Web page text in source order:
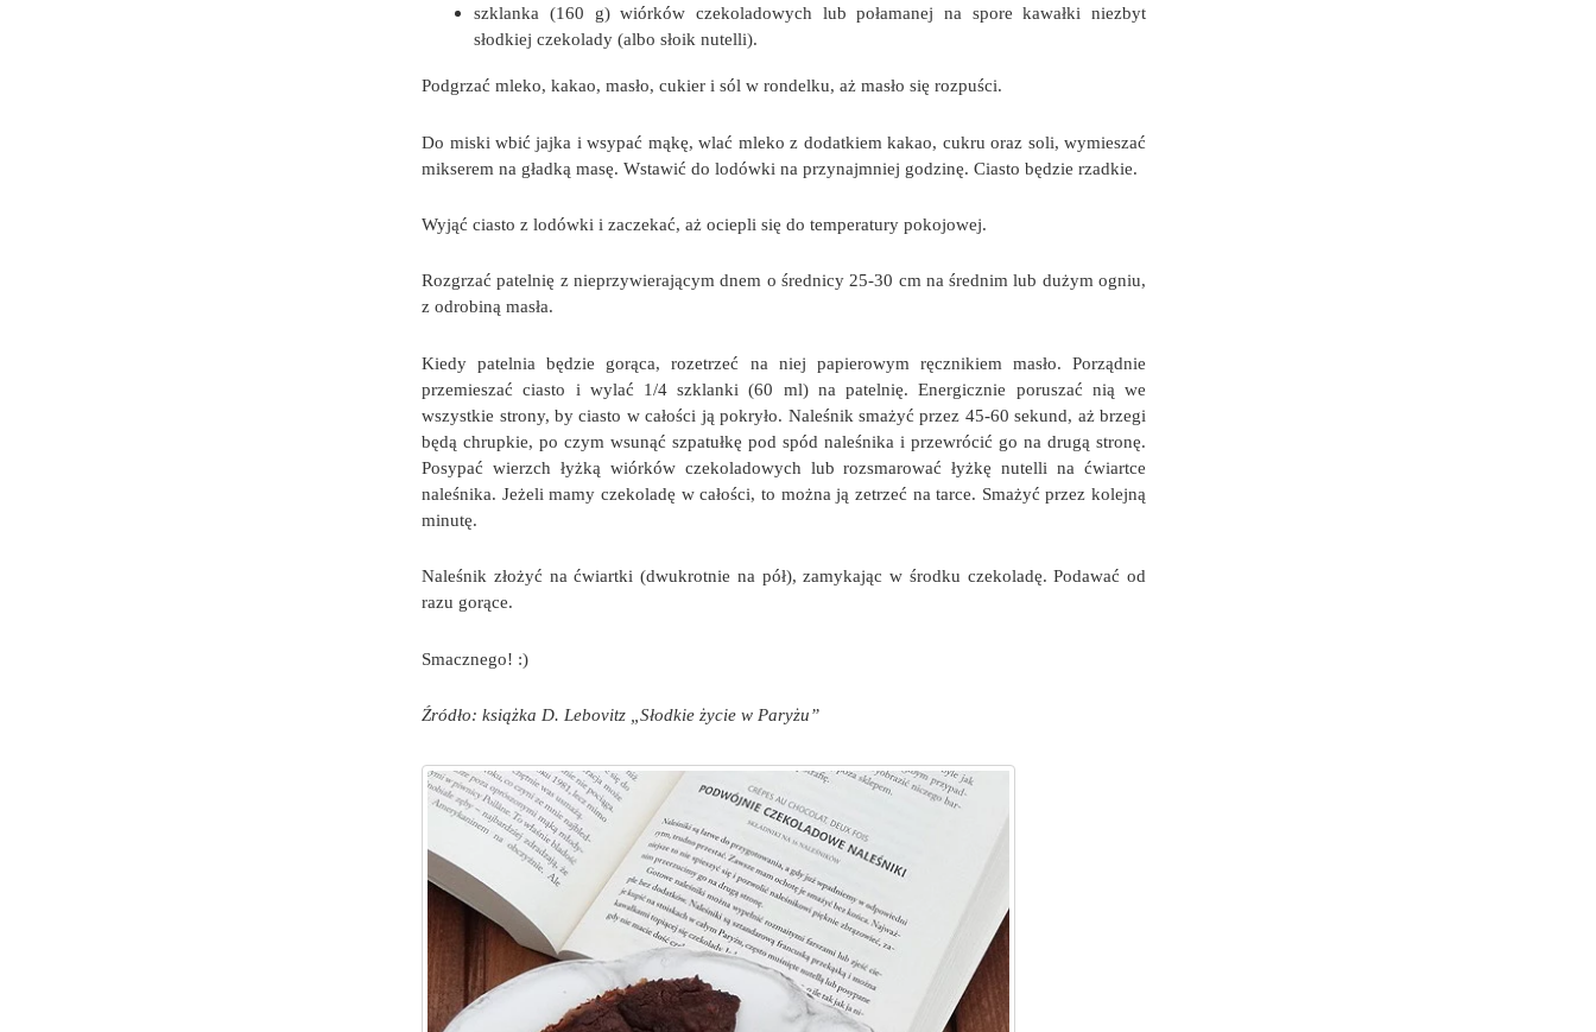
szklanka (160 g) wiórków czekoladowych lub połamanej na spore kawałki niezbyt
słodkiej czekolady (albo słoik nutelli).
Podgrzać mleko, kakao, masło, cukier i sól w rondelku, aż masło się rozpuści.
Do miski wbić jajka i wsypać mąkę, wlać mleko z dodatkiem kakao, cukru oraz soli, wymieszać
mikserem na gładką masę. Wstawić do lodówki na przynajmniej godzinę. Ciasto będzie rzadkie.
Wyjąć ciasto z lodówki i zaczekać, aż ociepli się do temperatury pokojowej.
Rozgrzać patelnię z nieprzywierającym dnem o średnicy 25-30 cm na średnim lub dużym ogniu,
z odrobiną masła.
Kiedy patelnia będzie gorąca, rozetrzeć na niej papierowym ręcznikiem masło. Porządnie
przemieszać ciasto i wylać 1/4 szklanki (60 ml) na patelnię. Energicznie poruszać nią we
wszystkie strony, by ciasto w całości ją pokryło. Naleśnik smażyć przez 45-60 sekund, aż brzegi
będą chrupkie, po czym wsunąć szpatułkę pod spód naleśnika i przewrócić go na drugą stronę.
Posypać wierzch łyżką wiórków czekoladowych lub rozsmarować łyżkę nutelli na ćwiartce
naleśnika. Jeżeli mamy czekoladę w całości, to można ją zetrzeć na tarce. Smażyć przez kolejną
minutę.
Naleśnik złożyć na ćwiartki (dwukrotnie na pół), zamykając w środku czekoladę. Podawać od
razu gorące.
Smacznego! :)
Źródło: książka D. Lebovitz „Słodkie życie w Paryżu”